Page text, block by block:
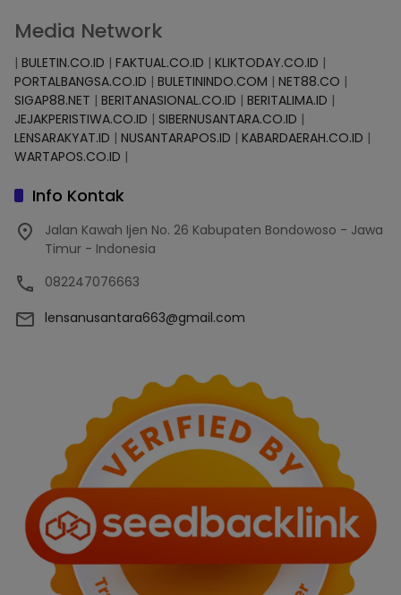
Media Network
| BULETIN.CO.ID | FAKTUAL.CO.ID | KLIKTODAY.CO.ID |
PORTALBANGSA.CO.ID | BULETININDO.COM | NET88.CO |
SIGAP88.NET | BERITANASIONAL.CO.ID | BERITALIMA.ID |
JEJAKPERISTIWA.CO.ID | SIBERNUSANTARA.CO.ID |
LENSARAKYAT.ID | NUSANTARAPOS.ID | KABARDAERAH.CO.ID |
WARTAPOS.CO.ID |
Info Kontak
Jalan Kawah Ijen No. 26 Kabupaten Bondowoso - Jawa
Timur - Indonesia
082247076663
lensanusantara663@gmail.com